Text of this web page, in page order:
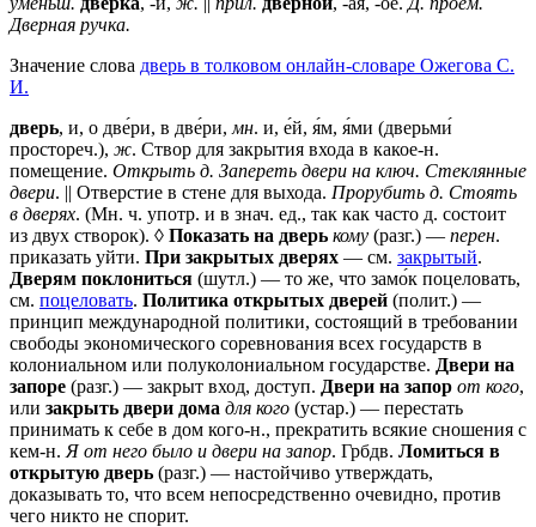
Дверная ручка.
Значение слова дверь в толковом онлайн-словаре Ожегова C.
И.
дверь, и, о две́ри, в две́ри, мн. и, е́й, я́м, я́ми (дверьми́
простореч.), ж. Створ для закрытия входа в какое-н.
помещение. Открыть д. Запереть двери на ключ. Стеклянные
двери. || Отверстие в стене для выхода. Прорубить д. Стоять
в дверях. (Мн. ч. употр. и в знач. ед., так как часто д. состоит
из двух створок). ◊ Показать на дверь кому (разг.) — перен.
приказать уйти. При закрытых дверях — см. закрытый.
Дверям поклониться (шутл.) — то же, что замо́к поцеловать,
см. поцеловать. Политика открытых дверей (полит.) —
принцип международной политики, состоящий в требовании
свободы экономического соревнования всех государств в
колониальном или полуколониальном государстве. Двери на
запоре (разг.) — закрыт вход, доступ. Двери на запор от кого,
или закрыть двери дома для кого (устар.) — перестать
принимать к себе в дом кого-н., прекратить всякие сношения с
кем-н. Я от него было и двери на запор. Грбдв. Ломиться в
открытую дверь (разг.) — настойчиво утверждать,
доказывать то, что всем непосредственно очевидно, против
чего никто не спорит.